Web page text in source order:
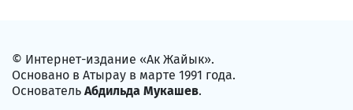
© Интернет-издание «Ак Жайык».
Основано в Атырау в марте 1991 года.
Основатель Абдильда Мукашев.